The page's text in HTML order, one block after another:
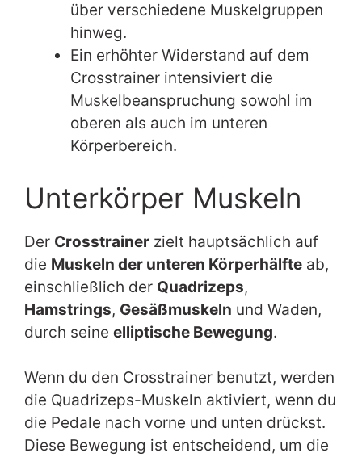
über verschiedene Muskelgruppen
hinweg.
Ein erhöhter Widerstand auf dem
Crosstrainer intensiviert die
Muskelbeanspruchung sowohl im
oberen als auch im unteren
Körperbereich.
Unterkörper Muskeln
Der Crosstrainer zielt hauptsächlich auf
die Muskeln der unteren Körperhälfte ab,
einschließlich der Quadrizeps,
Hamstrings, Gesäßmuskeln und Waden,
durch seine elliptische Bewegung.
Wenn du den Crosstrainer benutzt, werden
die Quadrizeps-Muskeln aktiviert, wenn du
die Pedale nach vorne und unten drückst.
Diese Bewegung ist entscheidend, um die